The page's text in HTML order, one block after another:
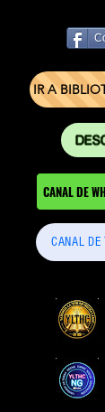
IR A
CANAL DE
CANAL DE